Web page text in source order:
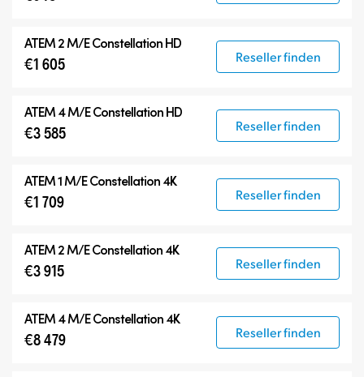
ATEM 2 M/E Constellation HD
€1 605 Reseller finden
ATEM 4 M/E Constellation HD
€3 585 Reseller finden
ATEM 1 M/E Constellation 4K
€1 709 Reseller finden
ATEM 2 M/E Constellation 4K
€3 915 Reseller finden
ATEM 4 M/E Constellation 4K
€8 479 Reseller finden